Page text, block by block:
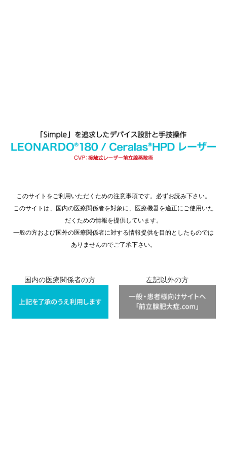
このサイトをご利用いただくための注意事項です。必ずお読み下さい。
このサイトは、国内の医療関係者を対象に、医療機器を適正にご使用いた
だくための情報を提供しています。
一般の方および国外の医療関係者に対する情報提供を目的としたものでは
ありませんのでご了承下さい。
国内の医療関係者の方 左記以外の方